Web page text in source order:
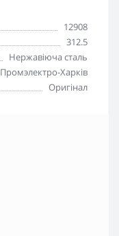
12908
312.5
Нержавіюча сталь
Промэлектро-Харків
Оригінал